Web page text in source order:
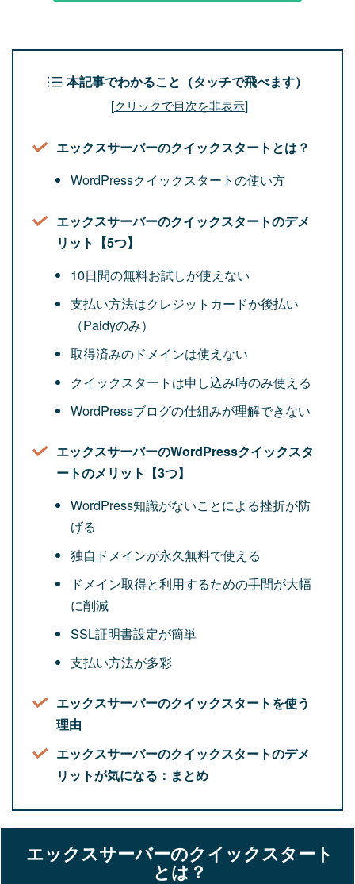
本記事でわかること（タッチで飛べます）
[クリックで目次を非表示]
エックスサーバーのクイックスタートとは？
WordPressクイックスタートの使い方
エックスサーバーのクイックスタートのデメ
リット【5つ】
10日間の無料お試しが使えない
支払い方法はクレジットカードか後払い
（Paidyのみ）
取得済みのドメインは使えない
クイックスタートは申し込み時のみ使える
WordPressブログの仕組みが理解できない
エックスサーバーのWordPressクイックスタ
ートのメリット【3つ】
WordPress知識がないことによる挫折が防
げる
独自ドメインが永久無料で使える
ドメイン取得と利用するための手間が大幅
に削減
SSL証明書設定が簡単
支払い方法が多彩
エックスサーバーのクイックスタートを使う
理由
エックスサーバーのクイックスタートのデメ
リットが気になる：まとめ
エックスサーバーのクイックスタート
とは？